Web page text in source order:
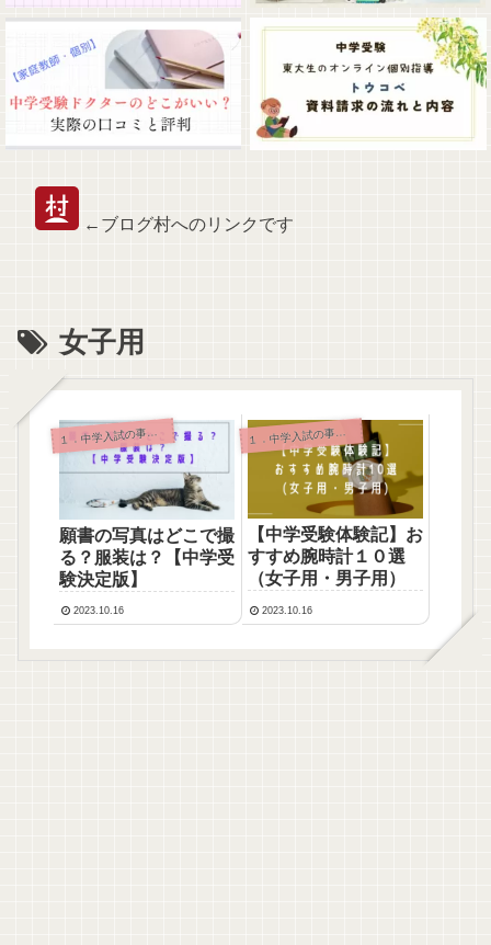
←ブログ村へのリンクです
女子用
１．中学入試の事前準備と持ち物
願書の写真はどこで撮
る？服装は？【中学受
験決定版】
2023.10.16
１．中学入試の事前準備と持ち物
【中学受験体験記】お
すすめ腕時計１０選
（女子用・男子用）
2023.10.16